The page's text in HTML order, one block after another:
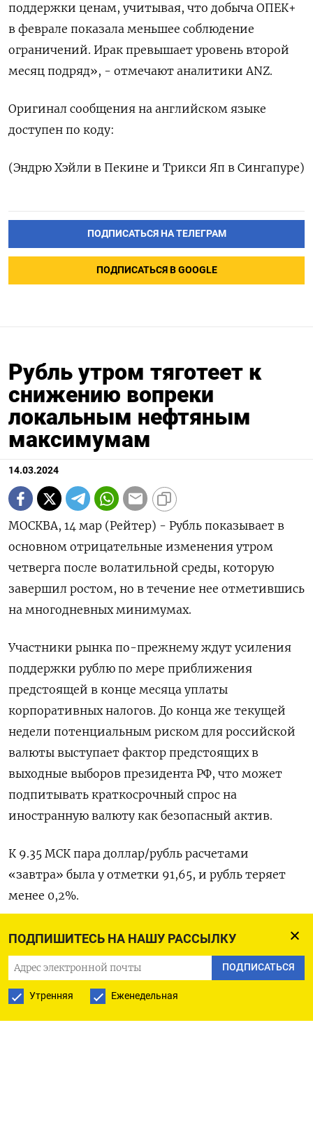
ПОДПИШИТЕСЬ НА НАШУ РАССЫЛКУ
ПОДПИСАТЬСЯ
Утренняя Еженедельная
поддержки ценам, учитывая, что добыча ОПЕК+
в феврале показала меньшее соблюдение
ограничений. Ирак превышает уровень второй
месяц подряд», - отмечают аналитики ANZ.
Оригинал сообщения на английском языке
доступен по коду:
(Эндрю Хэйли в Пекине и Трикси Яп в Сингапуре)
ПОДПИСАТЬСЯ НА ТЕЛЕГРАМ
ПОДПИСАТЬСЯ В GOOGLE
Рубль утром тяготеет к
снижению вопреки
локальным нефтяным
максимумам
14.03.2024
МОСКВА, 14 мар (Рейтер) - Рубль показывает в
основном отрицательные изменения утром
четверга после волатильной среды, которую
завершил ростом, но в течение нее отметившись
на многодневных минимумах.
Участники рынка по-прежнему ждут усиления
поддержки рублю по мере приближения
предстоящей в конце месяца уплаты
корпоративных налогов. До конца же текущей
недели потенциальным риском для российской
валюты выступает фактор предстоящих в
выходные выборов президента РФ, что может
подпитывать краткосрочный спрос на
иностранную валюту как безопасный актив.
К 9.35 МСК пара доллар/рубль расчетами
«завтра» была у отметки 91,65, и рубль теряет
менее 0,2%.
Пара евро/рубль была вблизи отметки 100,31 , и
здесь рубль теряет 0,1%.
Против юаня рубль котируется вблизи 12,71, и